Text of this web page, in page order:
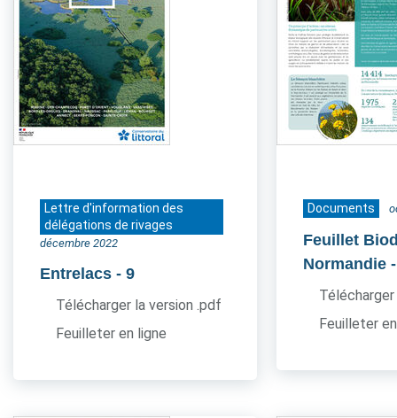
Lettre d'information des
délégations de rivages
décembre 2022
Entrelacs - 9
Télécharger la version .pdf
Feuilleter en ligne
Documents
Feuillet
Normandie
Feuilleter